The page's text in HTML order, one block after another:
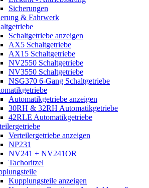
Sicherungen
& Fahrwerk
Schaltgetriebe anzeigen
AX5 Schaltgetriebe
AX15 Schaltgetriebe
NV2550 Schaltgetriebe
NV3550 Schaltgetriebe
NSG370 6-Gang Schaltgetriebe
Automatikgetriebe anzeigen
30RH & 32RH Automatikgetriebe
42RLE Automatikgetriebe
Verteilergetriebe anzeigen
NP231
NV241 + NV241OR
Tachoritzel
Kupplungsteile anzeigen